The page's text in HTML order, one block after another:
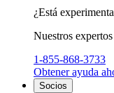
¿Está
Nuestros
1-855-868-3733
Obtener ayuda
Socios